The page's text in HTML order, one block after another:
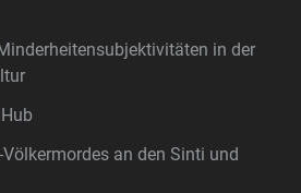
in der
an den Sinti und